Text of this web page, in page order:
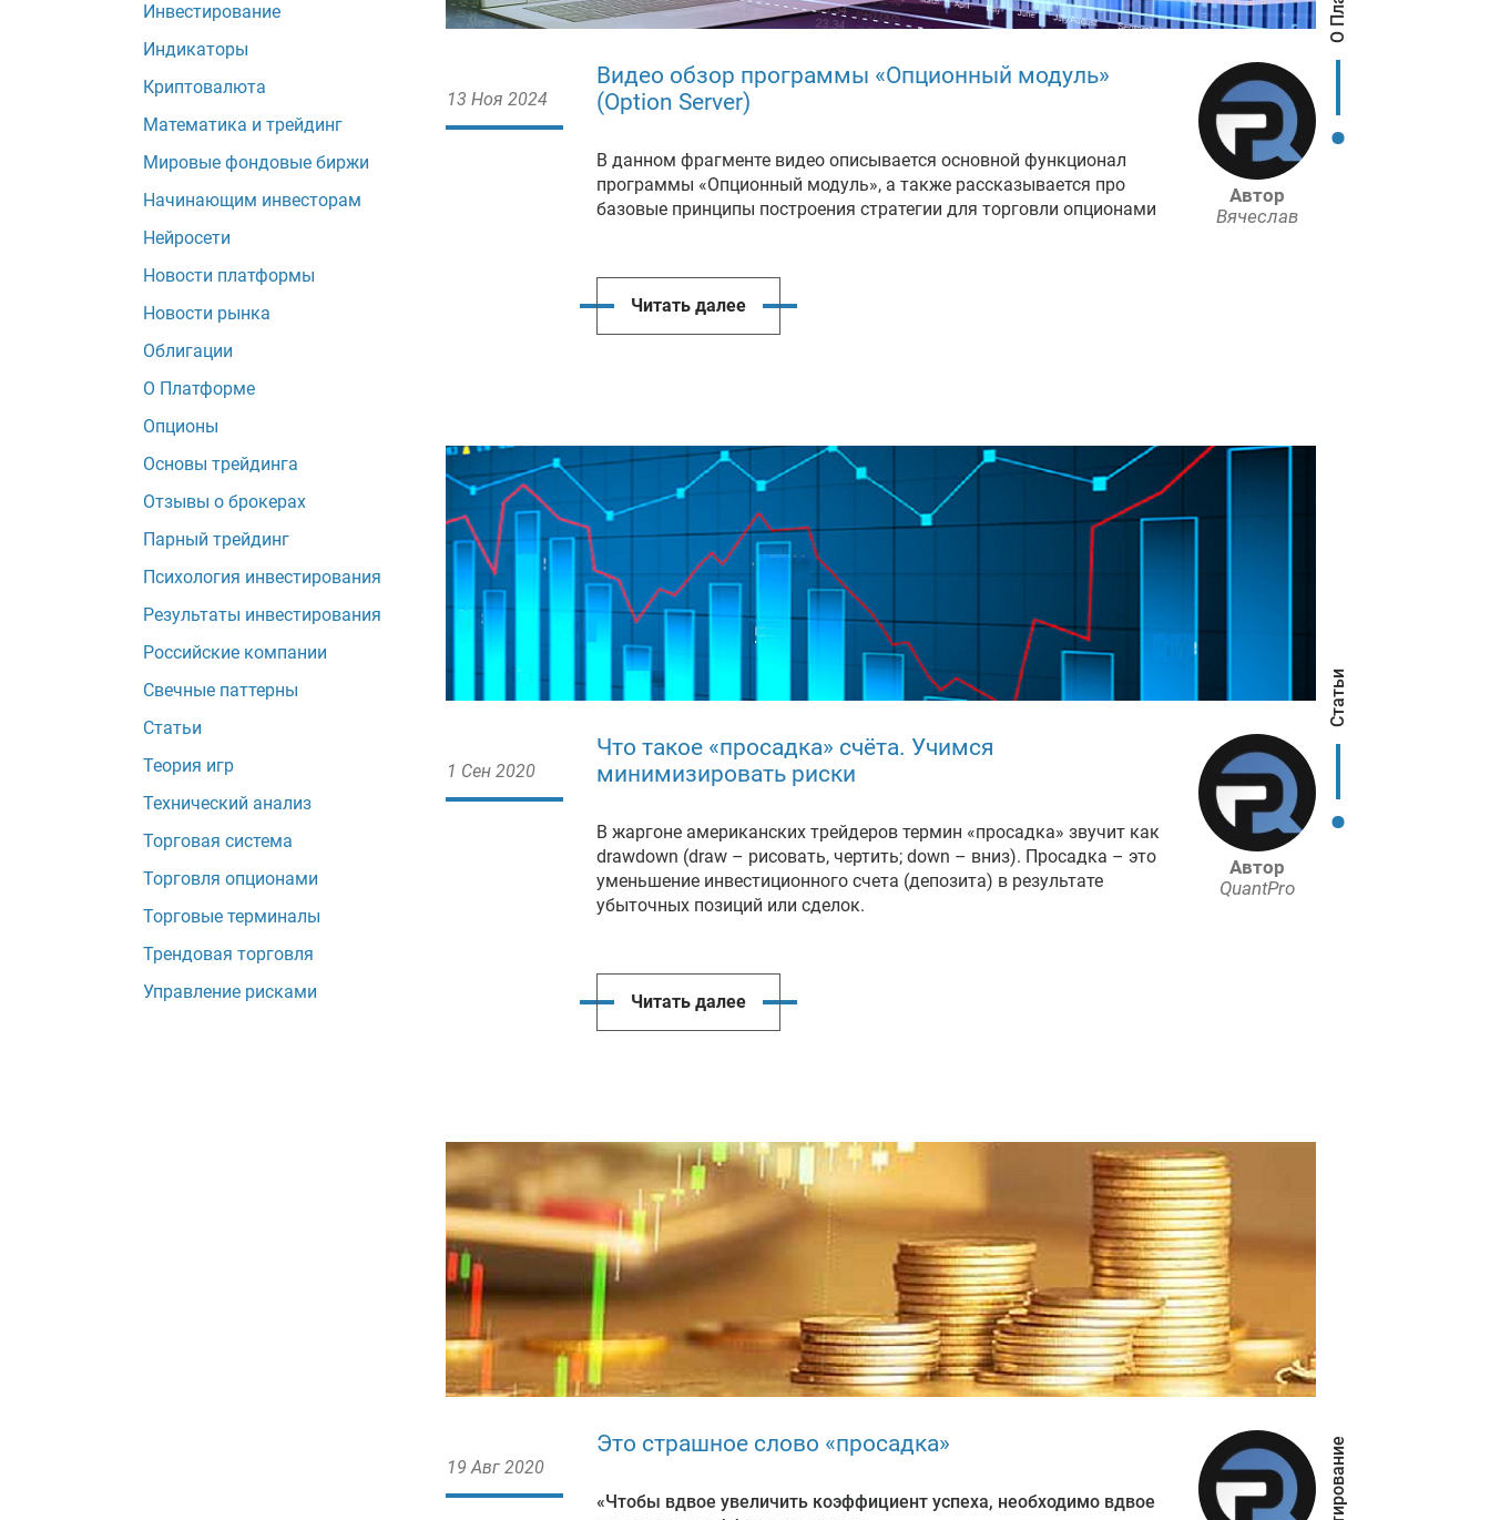
Инвестирование
Индикаторы
Криптовалюта
Математика и трейдинг
Мировые фондовые биржи
Начинающим инвесторам
Нейросети
Новости платформы
Новости рынка
Облигации
О Платформе
Опционы
Основы трейдинга
Отзывы о брокерах
Парный трейдинг
Психология инвестирования
Результаты инвестирования
Российские компании
Свечные паттерны
Статьи
Теория игр
Технический анализ
Торговая система
Торговля опционами
Торговые терминалы
Трендовая торговля
Управление рисками
13 Ноя 2024
Видео обзор программы «Опционный модуль»
(Option Server)
В данном фрагменте видео описывается основной функционал
программы «Опционный модуль», а также рассказывается про
базовые принципы построения стратегии для торговли опционами
Читать далее
Автор
Вячеслав
Статьи
1 Сен 2020
Что такое «просадка» счёта. Учимся
минимизировать риски
В жаргоне американских трейдеров термин «просадка» звучит как
drawdown (draw – рисовать, чертить; down – вниз). Просадка – это
уменьшение инвестиционного счета (депозита) в результате
убыточных позиций или сделок.
Читать далее
Автор
QuantPro
19 Авг 2020
Это страшное слово «просадка»
«Чтобы вдвое увеличить коэффициент успеха, необходимо вдвое